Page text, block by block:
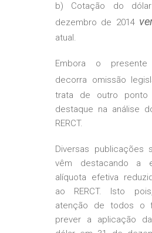
b) Cotação do
dezembro de 2014
atual.
Embora o
decorra omissão
trata de outro ponto
destaque na análise
RERCT.
Diversas publicações
vêm destacando a
alíquota efetiva
ao RERCT. Isto
atenção de todos o
prever a aplicação